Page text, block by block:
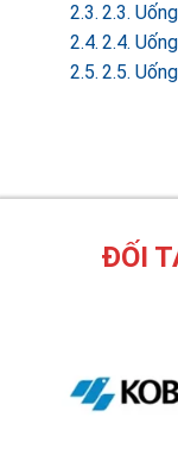
2.3.
2.4.
2.5.
ĐỐI